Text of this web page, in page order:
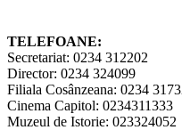
TELEFOANE:
Secretariat: 0234 312202
Director: 0234 324099
Filiala Cosânzeana: 0234
Cinema Capitol: 0234311333
Muzeul de Istorie: 023324052